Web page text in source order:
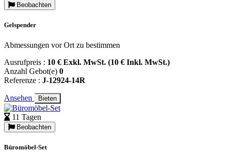
Beobachten
Gelspender
Abmessungen vor Ort zu bestimmen
Ausrufpreis : 10 € Exkl. MwSt. (10 € Inkl. MwSt.)
Anzahl Gebot(e) 0
Referenze : J-12924-14R
Ansehen Bieten
11 Tagen
Beobachten
Büromöbel-Set